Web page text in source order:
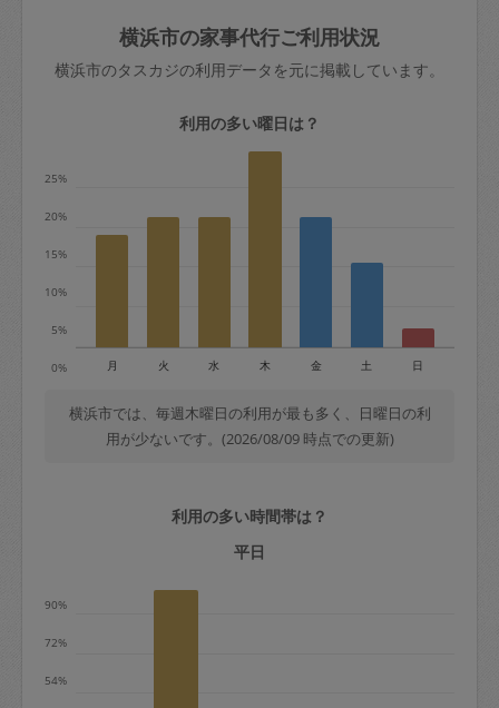
依頼者不在による当日キャンセル＝依頼
金額の100%＋交通費全額
※例：依頼日時／土曜日午前9時開始の場
50%
金曜日9時～土曜日8時まで＝依頼金額の
＋交通費全額
依頼者不在による当日キャンセル＝依頼
金額の100%＋交通費全額
定期契約をキャンセルする場合、毎週定
期は月2回まで隔週定期は月1回までキャ
きた場合は損害保険の対象外となるので
ご注意ください。
玉、など
あわせてこちらも参照ください：初めて
はありますか？
横浜市の家事代行ご利用状況
横浜市のタスカジの利用データを元に掲載しています。
利用の多い曜日は？
0%
5%
10%
15%
20%
25%
月 火 水 木 金 土 日
横浜市では、毎週木曜日の利用が最も多く、日曜日の利
用が少ないです。(2026/08/09 時点での更新)
利用の多い時間帯は？
平日
54%
72%
90%